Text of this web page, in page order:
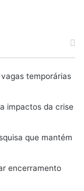
temporárias
impactos da crise
que mantém
encerramento